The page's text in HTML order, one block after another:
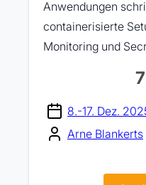
Anwendungen
containerisierte
Monitoring und
8.-17. Dez.
Arne Blankerts